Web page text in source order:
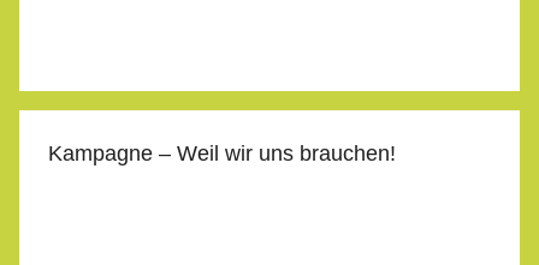
Kampagne – Weil wir uns brauchen!